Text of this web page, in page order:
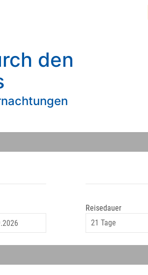
den
Reisedauer